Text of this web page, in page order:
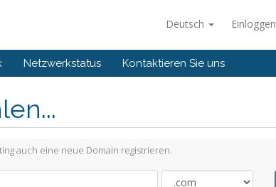
Deutsch Einloggen
Netzwerkstatus Kontaktieren Sie uns
auch eine neue Domain registrieren.